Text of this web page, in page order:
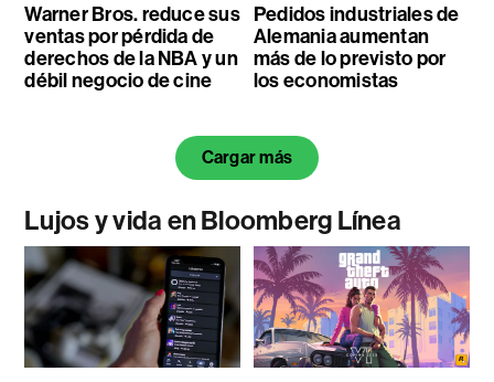
Warner Bros. reduce sus
ventas por pérdida de
derechos de la NBA y un
débil negocio de cine
Pedidos industriales de
Alemania aumentan
más de lo previsto por
los economistas
Cargar más
Lujos y vida en Bloomberg Línea